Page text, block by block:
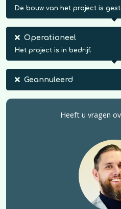
De bouw van het project is
Operationeel
Het project is in bedrijf.
Geannuleerd
Heeft u vragen